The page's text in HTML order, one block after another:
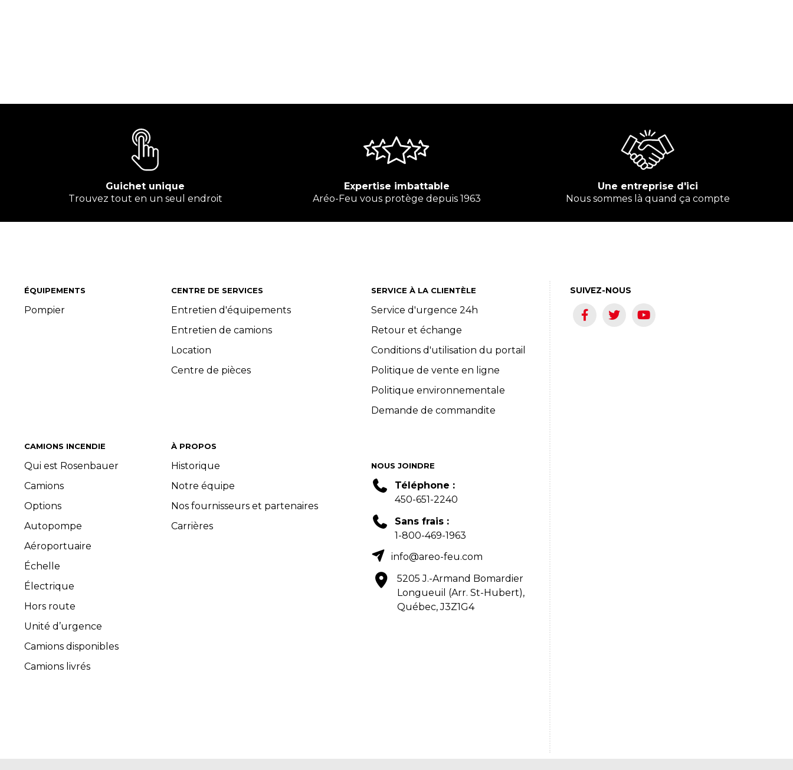
Guichet unique
Trouvez tout en un seul endroit
Expertise imbattable
Aréo-Feu vous protège depuis 1963
Une entreprise d'ici
Nous sommes là quand ça compte
ÉQUIPEMENTS
Pompier
CAMIONS INCENDIE
Qui est Rosenbauer
Camions
Options
Autopompe
Aéroportuaire
Échelle
Électrique
Hors route
Unité d’urgence
Camions disponibles
Camions livrés
CENTRE DE SERVICES
Entretien d'équipements
Entretien de camions
Location
Centre de pièces
À PROPOS
Historique
Notre équipe
Nos fournisseurs et partenaires
Carrières
SERVICE À LA CLIENTÈLE
Service d'urgence 24h
Retour et échange
Conditions d'utilisation du portail
Politique de vente en ligne
Politique environnementale
Demande de commandite
NOUS JOINDRE
Téléphone :
450-651-2240
Sans frais :
1-800-469-1963
info@areo-feu.com
5205 J.-Armand Bomardier
Longueuil (Arr. St-Hubert),
Québec, J3Z1G4
SUIVEZ-NOUS